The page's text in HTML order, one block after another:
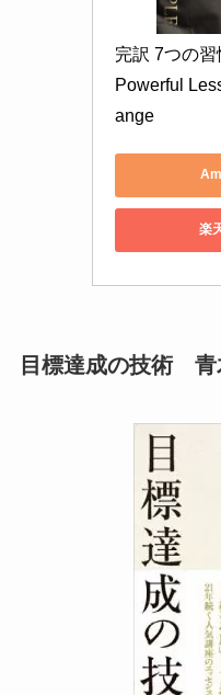
完訳 7つの
Powerful
ange
楽
目標達成の技術 青